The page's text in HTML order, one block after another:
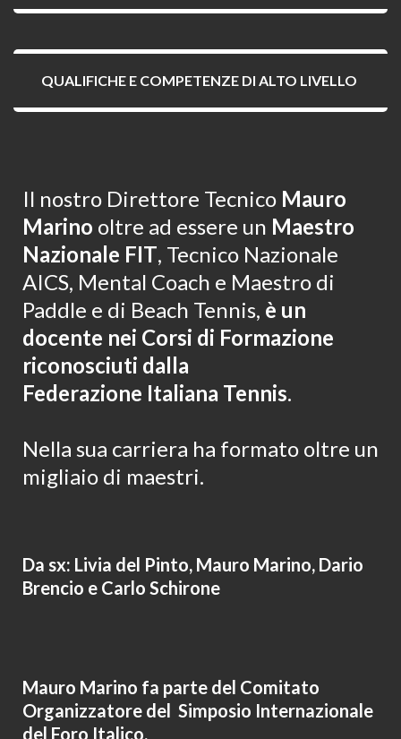
QUALIFICHE E COMPETENZE DI ALTO LIVELLO
Il nostro Direttore Tecnico Mauro
Marino oltre ad essere un Maestro
Nazionale FIT, Tecnico Nazionale
AICS, Mental Coach e Maestro di
Paddle e di Beach Tennis, è un
docente nei Corsi di Formazione
riconosciuti dalla
Federazione Italiana Tennis.
Nella sua carriera ha formato oltre un
migliaio di maestri.
Da sx: Livia del Pinto, Mauro Marino, Dario
Brencio e Carlo Schirone
Mauro Marino fa parte del Comitato
Organizzatore del Simposio Internazionale
del Foro Italico.